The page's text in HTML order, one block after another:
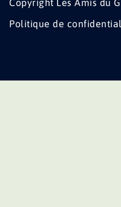
Copyright Les Amis du
Politique de